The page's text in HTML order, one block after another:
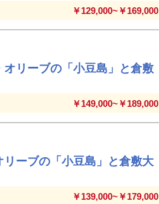
￥129,000~￥169,000
オリーブの「小豆島」と倉敷
￥149,000~￥189,000
リーブの「小豆島」と倉敷大
￥139,000~￥179,000